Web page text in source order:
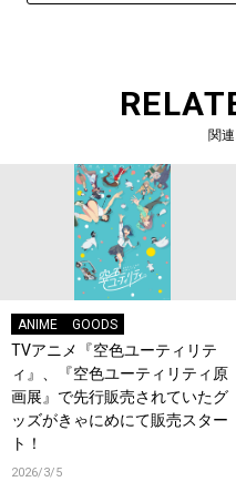
関
ANIME GOODS
TVアニメ『空色ユーティリテ
ィ』、『空色ユーティリティ原
画展』で先行販売されていたグ
ッズがきゃにめにて販売スター
ト！
2026/3/5